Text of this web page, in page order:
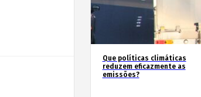
Que políticas climáticas
reduzem eficazmente as
emissões?